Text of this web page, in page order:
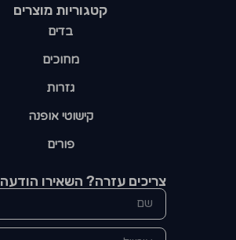
קטגוריות מוצרים​
בדים
מחוכים
גזרות
קישוטי אופנה
פורים
צריכים עזרה? השאירו הודעה